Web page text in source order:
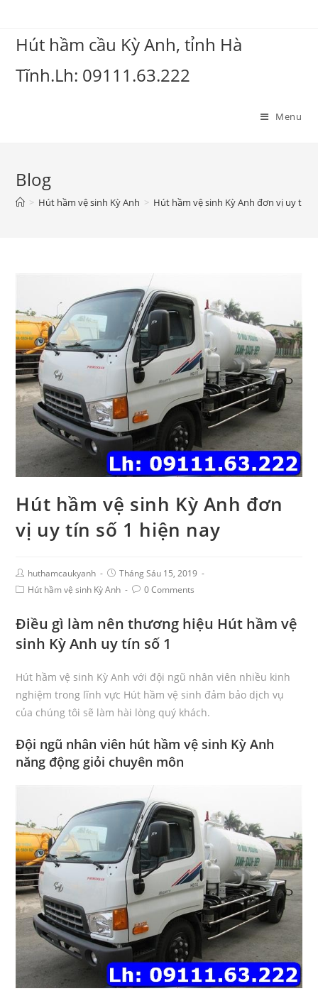
Hút hầm cầu Kỳ Anh, tỉnh Hà
Tĩnh.Lh: 09111.63.222
Menu
Blog
> Hút hầm vệ sinh Kỳ Anh > Hút hầm vệ sinh Kỳ Anh đơn vị uy tín
Hút hầm vệ sinh Kỳ Anh đơn
vị uy tín số 1 hiện nay
huthamcaukyanh
Tháng Sáu 15, 2019
Hút hầm vệ sinh Kỳ Anh
0 Comments
Điều gì làm nên thương hiệu Hút hầm vệ
sinh Kỳ Anh uy tín số 1
Hút hầm vệ sinh Kỳ Anh với đội ngũ nhân viên nhiều kinh
nghiệm trong lĩnh vực Hút hầm vệ sinh đảm bảo dịch vụ
của chúng tôi sẽ làm hài lòng quý khách.
Đội ngũ nhân viên hút hầm vệ sinh Kỳ Anh
năng động giỏi chuyên môn